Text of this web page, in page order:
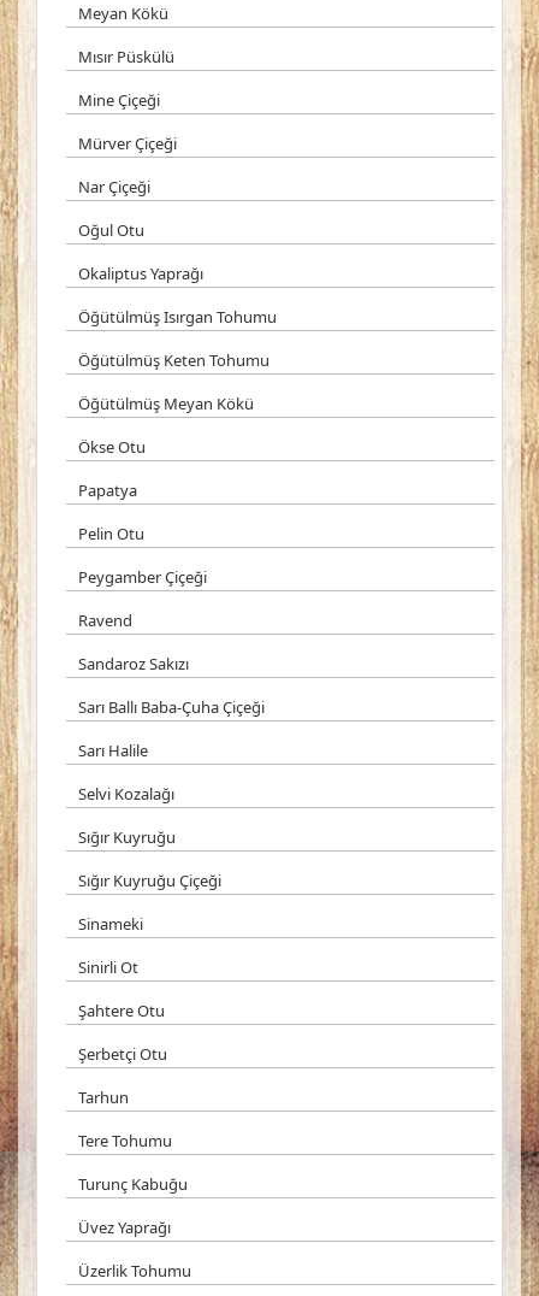
Meyan Kökü
Mısır Püskülü
Mine Çiçeği
Mürver Çiçeği
Nar Çiçeği
Oğul Otu
Okaliptus Yaprağı
Öğütülmüş Isırgan Tohumu
Öğütülmüş Keten Tohumu
Öğütülmüş Meyan Kökü
Ökse Otu
Papatya
Pelin Otu
Peygamber Çiçeği
Ravend
Sandaroz Sakızı
Sarı Ballı Baba-Çuha Çiçeği
Sarı Halile
Selvi Kozalağı
Sığır Kuyruğu
Sığır Kuyruğu Çiçeği
Sinameki
Sinirli Ot
Şahtere Otu
Şerbetçi Otu
Tarhun
Tere Tohumu
Turunç Kabuğu
Üvez Yaprağı
Üzerlik Tohumu